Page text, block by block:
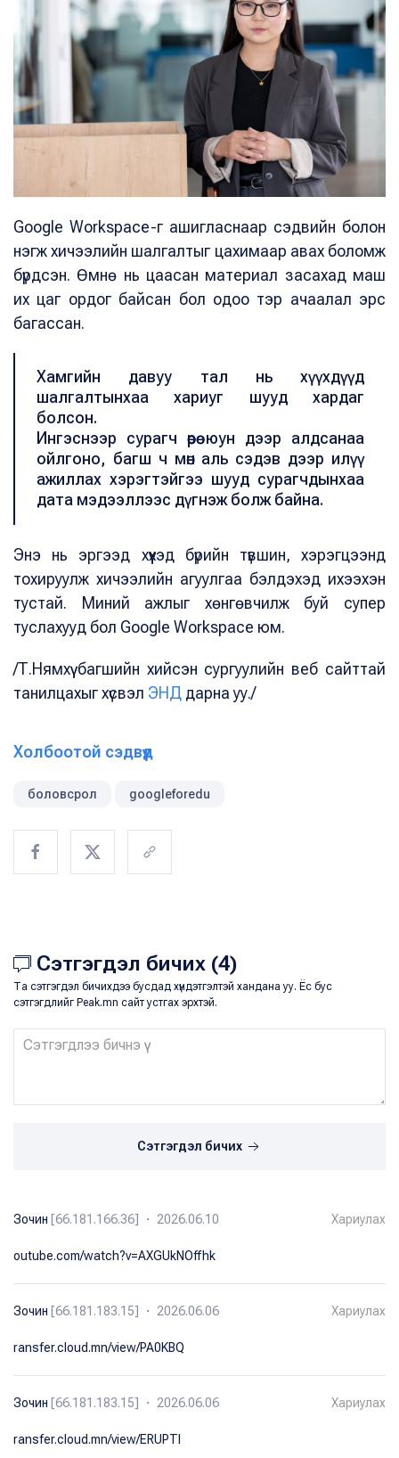
Google Workspace-г ашигласнаар сэдвийн болон
нэгж хичээлийн шалгалтыг цахимаар авах боломж
бүрдсэн. Өмнө нь цаасан материал засахад маш
их цаг ордог байсан бол одоо тэр ачаалал эрс
багассан.
Хамгийн давуу тал нь хүүхдүүд
шалгалтынхаа хариуг шууд хардаг
болсон.
Ингэснээр сурагч өөрөө юун дээр алдсанаа
ойлгоно, багш ч мөн аль сэдэв дээр илүү
ажиллах хэрэгтэйгээ шууд сурагчдынхаа
дата мэдээллээс дүгнэж болж байна.
Энэ нь эргээд хүүхэд бүрийн түвшин, хэрэгцээнд
тохируулж хичээлийн агуулгаа бэлдэхэд ихээхэн
тустай. Миний ажлыг хөнгөвчилж буй супер
туслахууд бол Google Workspace юм.
/Т.Нямхүү багшийн хийсэн сургуулийн веб сайттай
танилцахыг хүсвэл ЭНД дарна уу./
Холбоотой сэдвүүд
боловсрол googleforedu
Сэтгэгдэл бичих (4)
Та сэтгэгдэл бичихдээ бусдад хүндэтгэлтэй хандана уу. Ёс бус
сэтгэгдлийг Peak.mn сайт устгах эрхтэй.
Сэтгэгдэл бичих
Зочин [66.181.166.36] ・ 2026.06.10 Хариулах
outube.com/watch?v=AXGUkNOffhk
Зочин [66.181.183.15] ・ 2026.06.06 Хариулах
ransfer.cloud.mn/view/PA0KBQ
Зочин [66.181.183.15] ・ 2026.06.06 Хариулах
ransfer.cloud.mn/view/ERUPTI